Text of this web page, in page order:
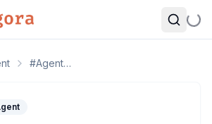
先畫失敗邊界
但以前做過 backend 的人大概都知道
次把 mail、calendar、internal CRM
#Agent 工作流程